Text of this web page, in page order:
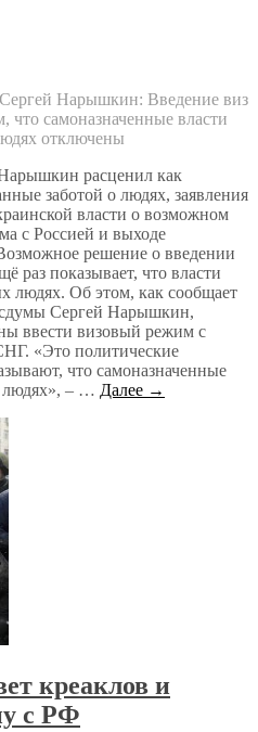
Нарышкин: Введение виз
что самоназначенные власти
отключены
расценил как
заботой о людях, заявления
власти о возможном
с Россией и выходе
решение о введении
раз показывает, что власти
людях. Об этом, как сообщает
Сергей Нарышкин,
ввести визовый режим с
«Это политические
что самоназначенные
людях», – … Далее →
креаклов и
с РФ